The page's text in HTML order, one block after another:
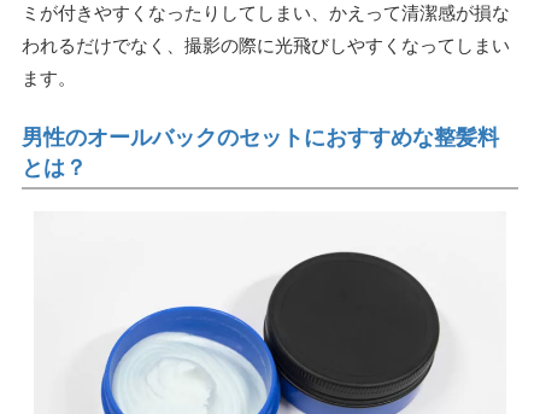
ミが付きやすくなったりしてしまい、かえって清潔感が損な
われるだけでなく、撮影の際に光飛びしやすくなってしまい
ます。
男性のオールバックのセットにおすすめな整髪料
とは？